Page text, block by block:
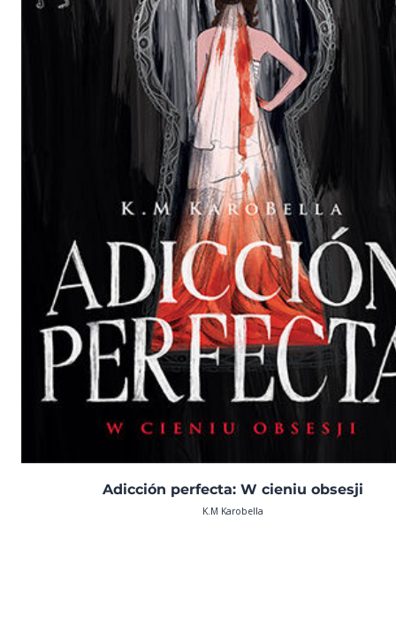
Adicción perfecta: W cieniu obsesji
K.M Karobella